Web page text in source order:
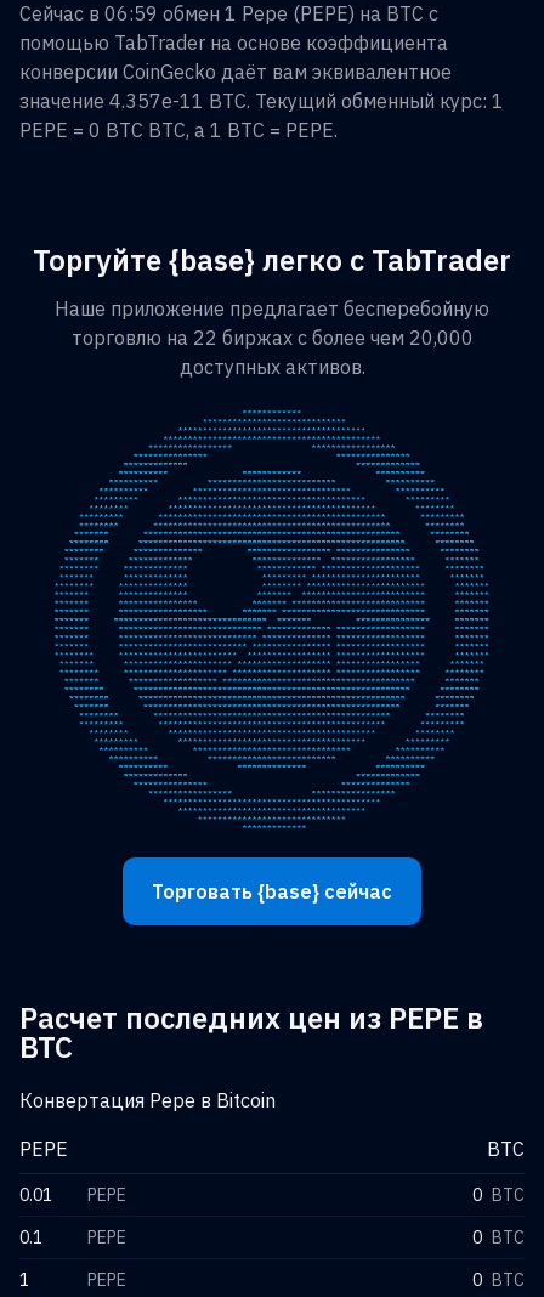
Сейчас в 06:59 обмен 1 Pepe (PEPE) на BTC с
помощью TabTrader на основе коэффициента
конверсии CoinGecko даёт вам эквивалентное
значение 4.357e-11 BTC. Текущий обменный курс: 1
PEPE = 0 BTC BTC, а 1 BTC = PEPE.
Торгуйте {base} легко с TabTrader
Наше приложение предлагает бесперебойную
торговлю на 22 биржах с более чем 20,000
доступных активов.
Торговать {base} сейчас
Расчет последних цен из PEPE в
BTC
Конвертация Pepe в Bitcoin
PEPE
BTC
0.01 PEPE 0 BTC
0.1
PEPE 0 BTC
1
PEPE 0 BTC